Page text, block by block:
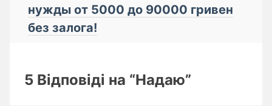
нужды от 5000 до 90000 гривен
без залога!
5 Відповіді на “Надаю”